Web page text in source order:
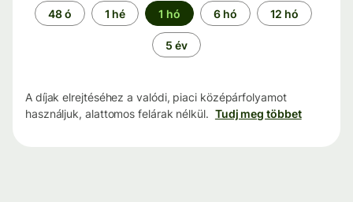
Időszak
48 ó 1 hé 1 hó 6 hó 12 hó
5 év
A díjak elrejtéséhez a valódi, piaci középárfolyamot
használjuk, alattomos felárak nélkül. Tudj meg többet